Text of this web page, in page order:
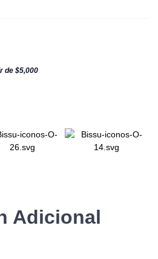
de $5,000
Adicional